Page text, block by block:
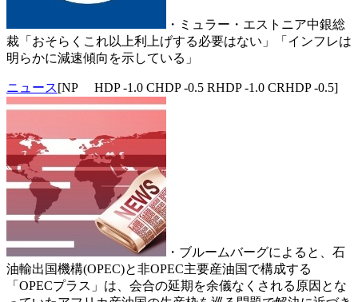
・ミュラー・エストニア中銀総
裁「おそらくこれ以上利上げする必要はない」「インフレは
明らかに減速傾向を示している」
ニュース[NP HDP -1.0 CHDP -0.5 RHDP -1.0 CRHDP -0.5]
・ブルームバーグによると、石
油輸出国機構(OPEC)と非OPEC主要産油国で構成する
「OPECプラス」は、会合の延期を余儀なくされる原因とな